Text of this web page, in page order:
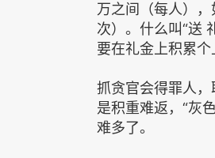
万之间（每人）
次）。什么叫“送
要在礼金上积累个
抓贪官会得罪人
是积重难返，“灰
难多了。